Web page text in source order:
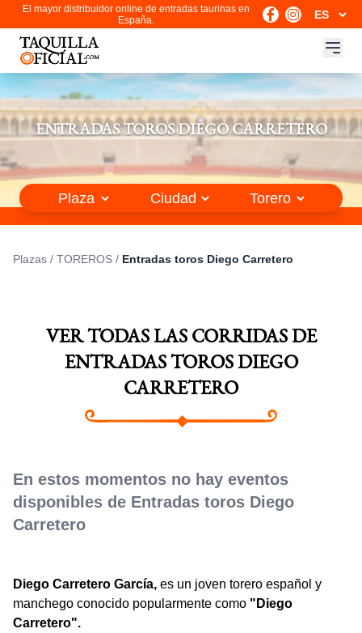
El mayor distribuidor online de entradas taurinas en
España.
ENTRADAS TOROS DIEGO CARRETERO
Plazas / TOREROS / Entradas toros Diego Carretero
VER TODAS LAS CORRIDAS DE
ENTRADAS TOROS DIEGO
CARRETERO
En estos momentos no hay eventos
disponibles de Entradas toros Diego
Carretero
Diego Carretero García, es un joven torero español y
manchego conocido popularmente como "Diego
Carretero".